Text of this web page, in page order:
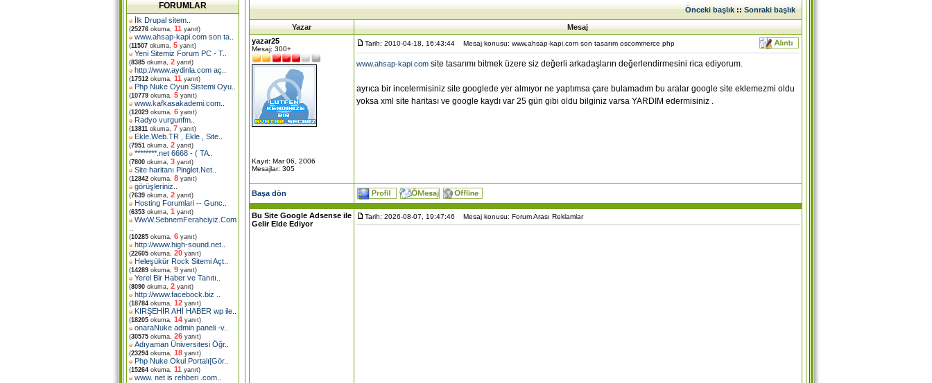
FORUMLAR
İlk Drupal sitem..
(25276okuma, 11yanıt)
www.ahsap-kapi.com son ta..
(11507okuma, 5yanıt)
Yeni Sitemiz Forum PC - T..
(8385okuma, 2yanıt)
http://www.aydinla.com aç
(17512okuma, 11yanıt)
Php Nuke Oyun Sistemi Oyu..
(10779okuma, 5yanıt)
www.kafkasakademi.com..
(12029okuma, 6yanıt)
Radyo vurgunfm..
(13811okuma, 7yanıt)
Ekle.Web.TR , Ekle , Site..
(7951okuma, 2yanıt)
********.net 6668 - ( TA..
(7800okuma, 3yanıt)
Site haritanı Pinglet.Net..
(12842okuma, 8yanıt)
görüşleriniz
(7639okuma, 2yanıt)
Hosting Forumlari -- Gunc
(6353okuma, 1yanıt)
WwW.SebnemFerahciyiz.Com
(10285okuma, 6yanıt)
http://www.high-sound.net..
(22605okuma, 20yanıt)
Heleşükür Rock Sitemi Açt..
(14289okuma, 9yanıt)
Yerel Bir Haber ve Tanıtı
(8090okuma, 2yanıt)
http://www.facebock.biz
(18784okuma, 12yanıt)
KIRŞEHİR AHİ HABER wp ile..
(18205okuma, 14yanıt)
onaraNuke admin paneli -v..
(30575okuma, 26yanıt)
Adıyaman Üniversitesi Öğr..
(23294okuma, 18yanıt)
Php Nuke Okul Portalı[Gör..
(15264okuma, 11yanıt)
www. net is rehberi .com..
Önceki başlık::Sonraki başlık
Yazar
Mesaj
yazar25
Mesaj: 300+
Kayıt: Mar 06, 2006
Mesajlar: 305
Tarih: 2010-04-18, 16:43:44 Mesaj konusu: www.ahsap-kapi.com son tasarım oscommerce php
www.ahsap-kapi.comsite tasarımı bitmek üzere siz değerli arkadaşların değerlendirmesini rica ediyorum.
ayrıca bir incelermisiniz site googlede yer almıyor ne yaptımsa çare bulamadım bu aralar google site eklemezmi oldu
yoksa xml site haritası ve google kaydı var 25 gün gibi oldu bilginiz varsa YARDIM edermisiniz .
Başa dön
Bu Site Google Adsense ile
Gelir Elde Ediyor
Tarih: 2026-08-07, 19:47:46 Mesaj konusu: Forum Arası Reklamlar